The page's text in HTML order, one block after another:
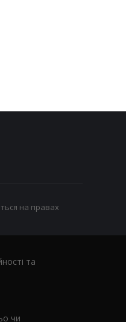
на правах
та
чи